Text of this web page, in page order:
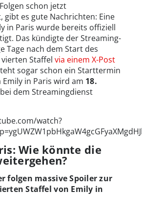
schon jetzt
gibt es gute Nachrichten: Eine
in Paris wurde bereits offiziell
Das kündigte der Streaming-
Tage nach dem Start des
Staffel via einem X-Post
sogar schon ein Starttermin
in Paris wird am 18.
bei dem Streamingdienst
watch?
Wie könnte die
folgen massive Spoiler zur
Staffel von Emily in